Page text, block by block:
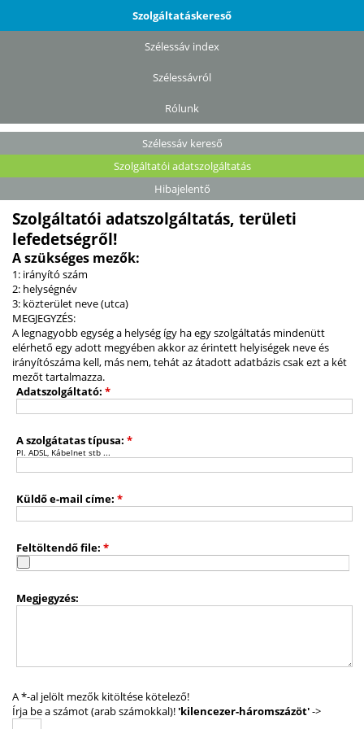
Szolgáltatáskereső
Szélessáv index
Szélessávról
Rólunk
Szélessáv kereső
Szolgáltatói adatszolgáltatás
Hibajelentő
Szolgáltatói adatszolgáltatás, területi
lefedetségről!
A szükséges mezők:
1: irányító szám
2: helységnév
3: közterület neve (utca)
MEGJEGYZÉS:
A legnagyobb egység a helység így ha egy szolgáltatás mindenütt
elérhető egy adott megyében akkor az érintett helyiségek neve és
irányítószáma kell, más nem, tehát az átadott adatbázis csak ezt a két
mezőt tartalmazza.
Adatszolgáltató: *
A szolgátatas típusa: *
Pl. ADSL, Kábelnet stb ...
Küldő e-mail címe: *
Feltöltendő file: *
Megjegyzés:
A *-al jelölt mezők kitöltése kötelező!
Írja be a számot (arab számokkal)!'kilencezer-háromszázöt'->